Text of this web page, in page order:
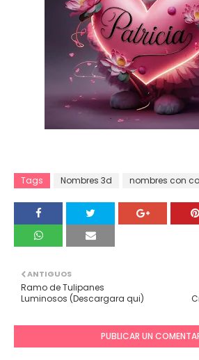
Tags Nombres 3d nombres con
ANTIGUOS
Ramo de Tulipanes
Luminosos (Descargara qui)
PUBLICAR UN